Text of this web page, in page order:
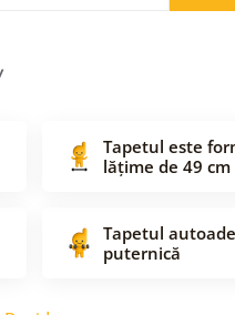
Tapetul este
lățime de 49 cm
Tapetul
puternică